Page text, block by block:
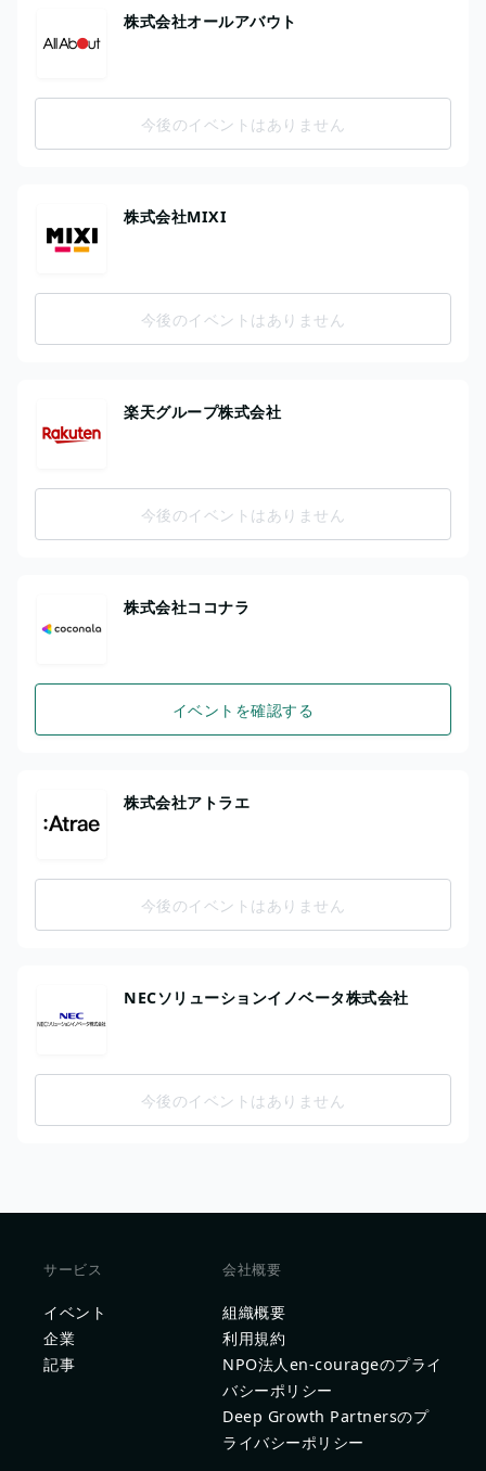
株式会社オールアバウト
今後のイベントはありません
株式会社MIXI
今後のイベントはありません
楽天グループ株式会社
今後のイベントはありません
株式会社ココナラ
イベントを確認する
株式会社アトラエ
今後のイベントはありません
NECソリューションイノベータ株式会社
今後のイベントはありません
サービス
イベント
企業
記事
会社概要
組織概要
利用規約
NPO法人en-courageのプライ
バシーポリシー
Deep Growth Partnersのプ
ライバシーポリシー